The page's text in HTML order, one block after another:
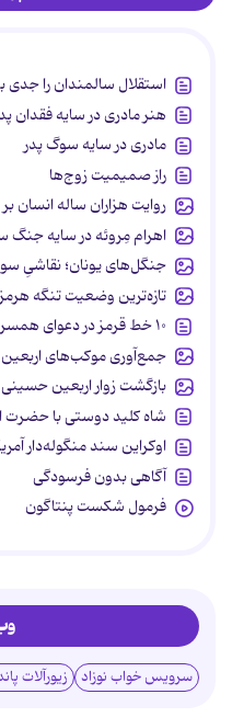
استقلال سالمندان را جدی
هنر مادری در سایه‌ فقدان
مادری در سایه سوگ پدر
راز صمیمیت زوج‌ها
روایت هزاران ساله انسان
اهرام مِروئه در سایه جنگ
جنگل‌های یونان؛ نقاشیِ
تازه‌ترین وضعیت تنگه هرمز
۱۰ خط قرمز در دعوای همسران
جمع‌آوری موکب‌های اربعین
بازگشت زوار اربعین حسینی
شاه کلید دوستی با حضرت
اوکراین سند منگوله‌دار
آگاهی بدون فرسودگی
فرمول شکست پنتاگون
سرویس خواب نوزاد زیورآلات